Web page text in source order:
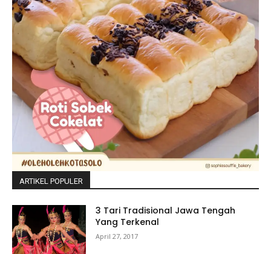
ARTIKEL POPULER
3 Tari Tradisional Jawa Tengah
Yang Terkenal
April 27, 2017